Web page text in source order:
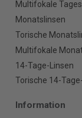
Multifokale
Monatslinsen
Torische
Multifokale
14-Tage-Linsen
Torische 14-
Information